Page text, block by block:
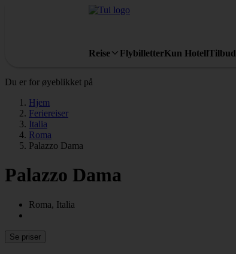
Reise FlybilletterKun HotellTilbud
Du er for øyeblikket på
Hjem
Feriereiser
Italia
Roma
Palazzo Dama
Palazzo Dama
Roma, Italia
Se priser